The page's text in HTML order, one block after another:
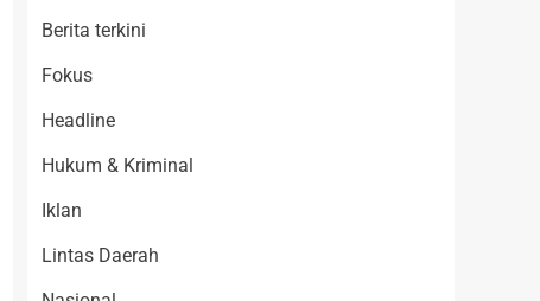
Berita terkini
Fokus
Headline
Hukum & Kriminal
Iklan
Lintas Daerah